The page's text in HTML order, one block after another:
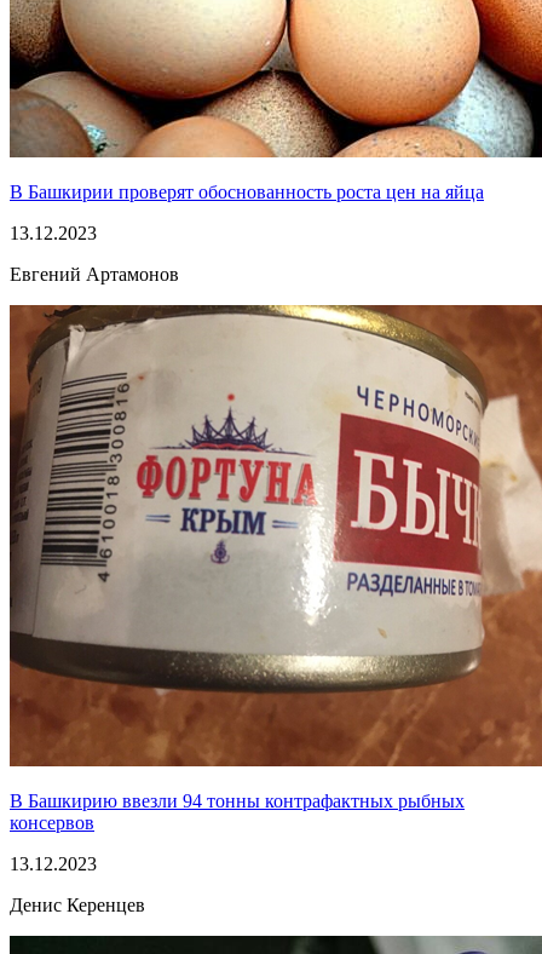
В Башкирии проверят обоснованность роста цен на яйца
13.12.2023
Евгений Артамонов
В Башкирию ввезли 94 тонны контрафактных рыбных
консервов
13.12.2023
Денис Керенцев